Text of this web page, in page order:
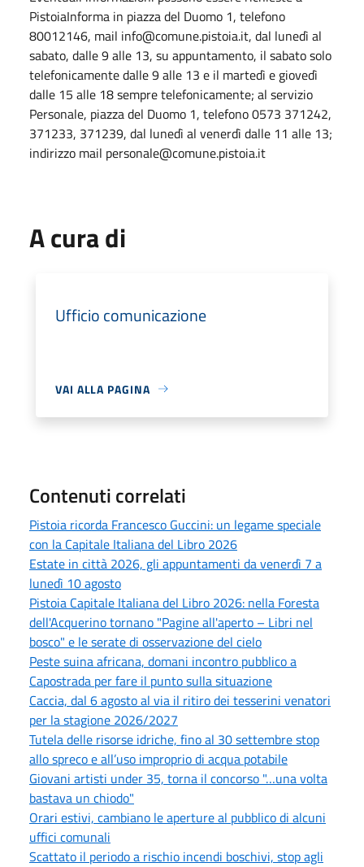
PistoiaInforma in piazza del Duomo 1, telefono
80012146, mail info@comune.pistoia.it, dal lunedì al
sabato, dalle 9 alle 13, su appuntamento, il sabato solo
telefonicamente dalle 9 alle 13 e il martedì e giovedì
dalle 15 alle 18 sempre telefonicamente; al servizio
Personale, piazza del Duomo 1, telefono 0573 371242,
371233, 371239, dal lunedì al venerdì dalle 11 alle 13;
indirizzo mail personale@comune.pistoia.it
A cura di
Ufficio comunicazione
VAI ALLA PAGINA
Contenuti correlati
Pistoia ricorda Francesco Guccini: un legame speciale
con la Capitale Italiana del Libro 2026
Estate in città 2026, gli appuntamenti da venerdì 7 a
lunedì 10 agosto
Pistoia Capitale Italiana del Libro 2026: nella Foresta
dell'Acquerino tornano "Pagine all'aperto – Libri nel
bosco" e le serate di osservazione del cielo
Peste suina africana, domani incontro pubblico a
Capostrada per fare il punto sulla situazione
Caccia, dal 6 agosto al via il ritiro dei tesserini venatori
per la stagione 2026/2027
Tutela delle risorse idriche, fino al 30 settembre stop
allo spreco e all’uso improprio di acqua potabile
Giovani artisti under 35, torna il concorso "…una volta
bastava un chiodo"
Orari estivi, cambiano le aperture al pubblico di alcuni
uffici comunali
Scattato il periodo a rischio incendi boschivi, stop agli